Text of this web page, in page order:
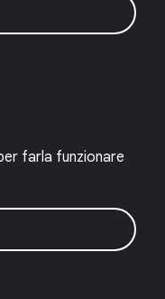
farla funzionare